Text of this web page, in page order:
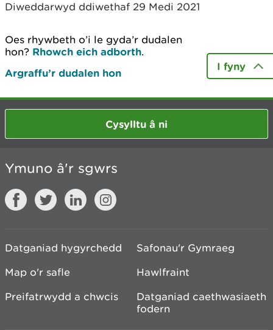
Diweddarwyd ddiwethaf 29 Medi 2021
Oes rhywbeth o’i le gyda’r dudalen
hon? Rhowch eich adborth.
Argraffu’r dudalen hon
I fyny
Cysylltu â ni
Ymuno â'r sgwrs
Datganiad hygyrchedd
Safonau'r Gymraeg
Map o'r safle
Hawlfraint
Preifatrwydd a chwcis
Datganiad caethwasiaeth
fodern